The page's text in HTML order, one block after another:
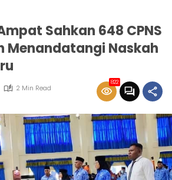
Sahkan 648 CPNS
Menandatangi Naskah
2 Min Read
822